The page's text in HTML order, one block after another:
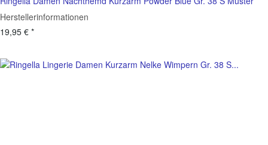
Herstellerinformationen
19,95 € *